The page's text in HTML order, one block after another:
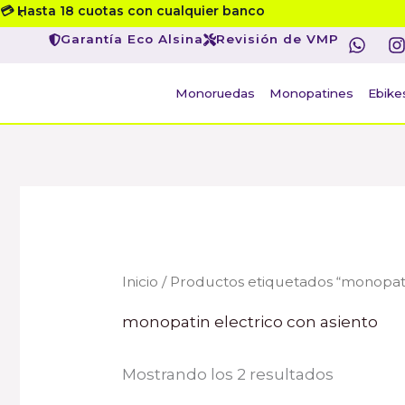
Ir
💳 Hasta 18 cuotas con cualquier banco
Garantía Eco Alsina
Revisión de VMP
W
h
a
I
n
t
Monoruedas Monopatines
Inicio / Productos etiquetados
monopatin electrico con asiento
Mostrando los 2 resultados
precio:
de
mayor